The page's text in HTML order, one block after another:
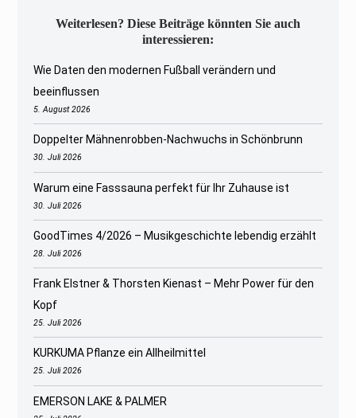
Weiterlesen? Diese Beiträge könnten Sie auch
interessieren:
Wie Daten den modernen Fußball verändern und
beeinflussen
5. August 2026
Doppelter Mähnenrobben-Nachwuchs in Schönbrunn
30. Juli 2026
Warum eine Fasssauna perfekt für Ihr Zuhause ist
30. Juli 2026
GoodTimes 4/2026 – Musikgeschichte lebendig erzählt
28. Juli 2026
Frank Elstner & Thorsten Kienast – Mehr Power für den
Kopf
25. Juli 2026
KURKUMA Pflanze ein Allheilmittel
25. Juli 2026
EMERSON LAKE & PALMER